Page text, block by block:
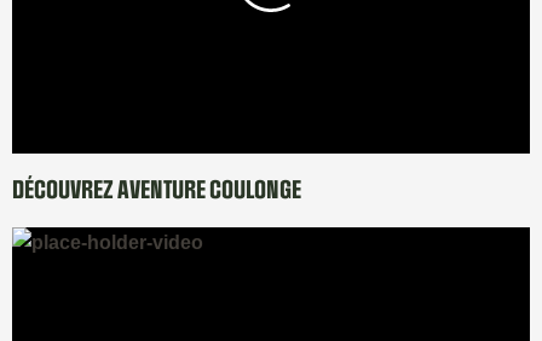
DÉCOUVREZ AVENTURE COULONGE